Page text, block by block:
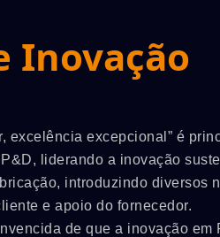
Inovação
excelência excepcional” é
liderando a inovação
introduzindo diversos
e apoio do fornecedor.
de que a inovação